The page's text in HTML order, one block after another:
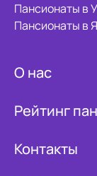
Пансионаты в
Пансионаты в
О нас
Рейтинг
Контакты